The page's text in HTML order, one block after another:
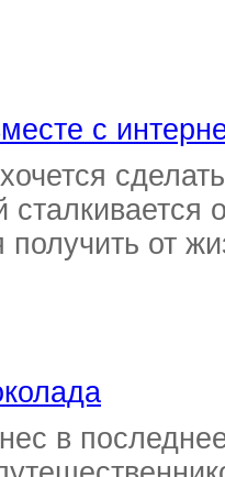
с
получить от
в